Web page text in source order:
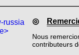
◎
Nous
contributeurs